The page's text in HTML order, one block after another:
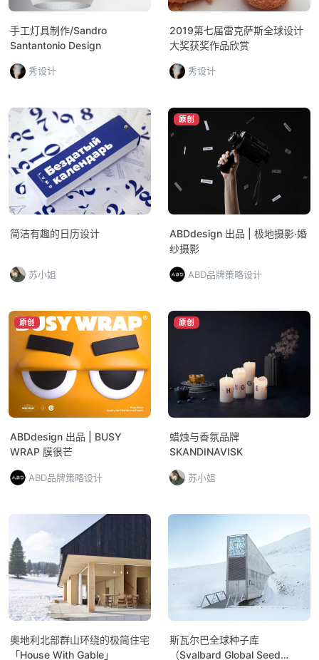
手工灯具制作/Sandro
Santantonio Design
秀设计
2019第七届雷克萨斯全球设计
大奖获奖作品欣赏
秀设计
简洁有趣的日历设计
苏小姐
原创
ABDdesign 出品 | 极地摄影·婚
纱摄影
ABD品牌策略设计
原创
ABDdesign 出品 | BUSY
WRAP 膜很芒
ABD品牌策略设计
原创
蜡烛与香氛品牌
SKANDINAVISK
苏小姐
奥地利北部群山环绕的极简住宅
「House With Gable」
斯瓦尔巴全球种子库
（Svalbard Global Seed